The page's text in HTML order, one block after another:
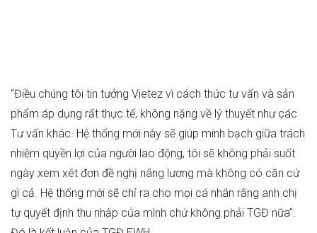
“Điều chúng tôi tin tưởng Vietez vì cách thức tư vấn và sản
phẩm áp dụng rất thực tế, không nặng về lý thuyết như các
Tư vấn khác. Hệ thống mới này sẽ giúp minh bạch giữa trách
nhiệm quyền lợi của người lao động, tôi sẽ không phải suốt
ngày xem xét đơn đề nghị nâng lương mà không có căn cứ
gì cả. Hệ thống mới sẽ chỉ ra cho mọi cá nhân rằng anh chị
tự quyết định thu nhập của mình chứ không phải TGĐ nữa”.